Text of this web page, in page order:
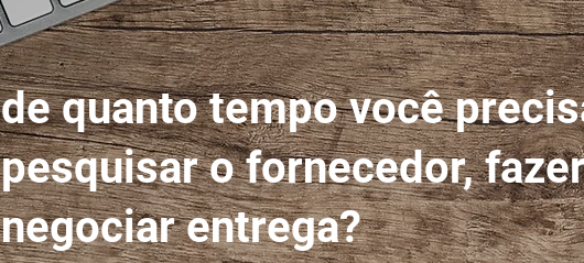
de quanto tempo você
pesquisar o fornecedor,
negociar entrega?